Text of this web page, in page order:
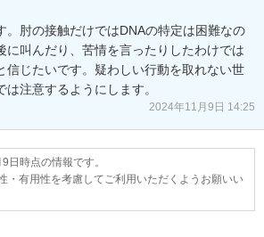
。肘の接触だけではDNAの特定は困難なの
に叫んだり、苦情を言ったりしたわけでは
信じたいです。疑わしい行動を取れない世
注意するようにします。
2024年11月9日 14:25
日時点の情報です。
・有用性を考慮してご利用いただくようお願いい